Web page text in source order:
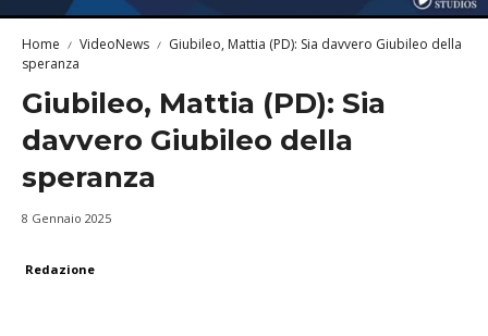
Home VideoNews
Giubileo, Mattia (PD): Sia davvero Giubileo della
speranza
Giubileo, Mattia (PD): Sia
davvero Giubileo della
speranza
8 Gennaio 2025
Redazione